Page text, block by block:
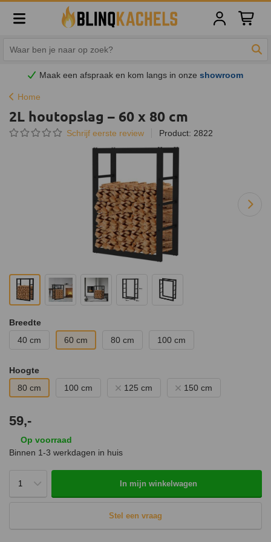
Maak een afspraak en kom langs in onzeshowroom
Home
2L houtopslag – 60 x 80 cm
Schrijf eerste review Product: 2822
Breedte
40 cm
60 cm 80 cm 100 cm
Hoogte
80 cm
100 cm 125 cm 150 cm
59,-
Op voorraad
Binnen 1-3 werkdagen in huis
In mijn winkelwagen
Stel een vraag